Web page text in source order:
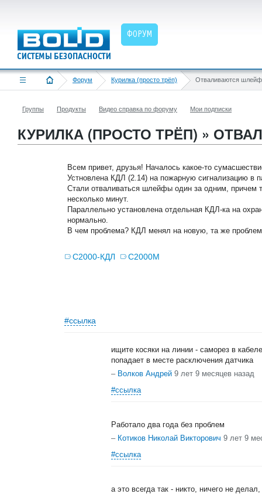
ФОРУМ
Форум Курилка (просто трёп) Отваливаются
Группы Продукты Видео справка по форуму Мои подписки
КУРИЛКА (ПРОСТО ТРЁП) »
Всем привет, друзья! Началось какое-то
Устновлена КДЛ (2.14) на пожарную сигнализацию в
Стали отваливаться шлейфы один за одним, причем
несколько минут.
Параллельно установлена отдельная КДЛ-ка на
нормально.
В чем проблема? КДЛ менял на новую, та же
С2000-КДЛ С2000М
#ссылка
ищите косяки на линии - саморез в
попадает в месте расключения датчика
– Волков Андрей 9 лет 9 месяцев назад
#ссылка
Работало два года без проблем
– Котиков Николай Викторович 9 лет 9
#ссылка
а это всегда так - никто, ничего не